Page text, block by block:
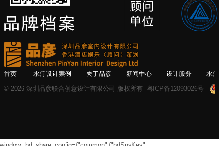
首页 水疗设计案例 关于品彦 新闻中心 设计服务
水
© 2026 深圳品彦联合创意设计有限公司 版权所有 粤ICP备12093026号